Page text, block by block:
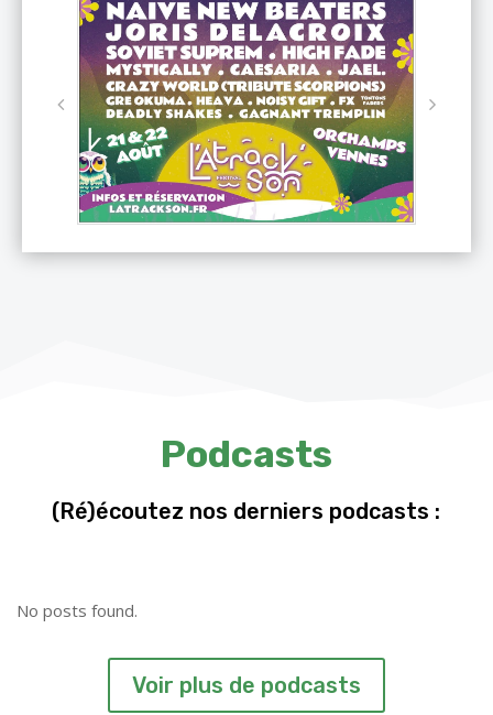
Podcasts
(Ré)écoutez nos derniers podcasts :
No posts found.
Voir plus de podcasts